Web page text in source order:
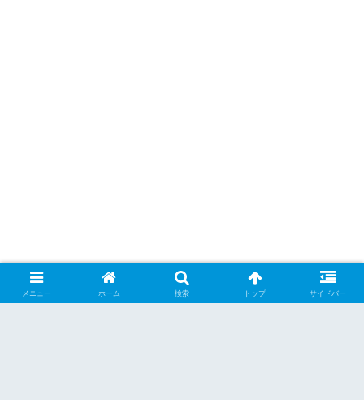
メニュー ホーム 検索 トップ サイドバー